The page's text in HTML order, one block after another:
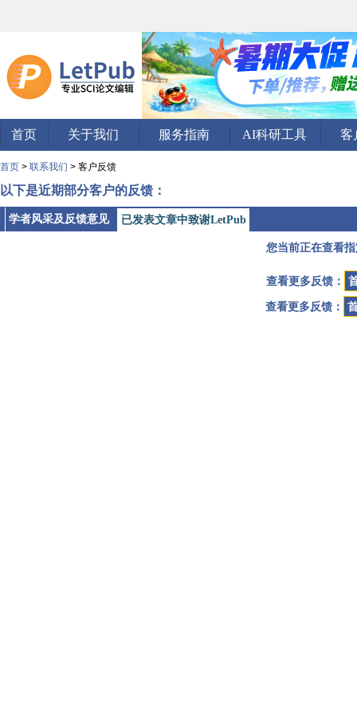
首页 关于我们 服务指南 AI科研工具 客
首页 > 联系我们 > 客户反馈
以下是近期部分客户的反馈：
学者风采及反馈意见 已发表文章中致谢LetPub
您当前正在查看
查看更多反馈：
查看更多反馈：